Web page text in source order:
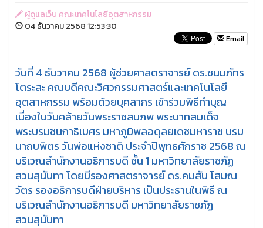
ผู้ดูแลเว็บ คณะเทคโนโลยีอุตสาหกรรม
04 ธันวาคม 2568 12:53:30
Email
วันที่ 4 ธันวาคม 2568 ผู้ช่วยศาสตราจารย์ ดร.ชนมภัทร
โตระสะ คณบดีคณะวิศวกรรมศาสตร์และเทคโนโลยี
อุตสาหกรรม พร้อมด้วยบุคลากร เข้าร่วมพิธีทำบุญ
เนื่องในวันคล้ายวันพระราชสมภพ พระบาทสมเด็จ
พระบรมชนกาธิเบศร มหาภูมิพลอดุลยเดชมหาราช บรม
นาถบพิตร วันพ่อแห่งชาติ ประจำปีพุทธศักราช 2568 ณ
บริเวณสำนักงานอธิการบดี ชั้น 1 มหาวิทยาลัยราชภัฏ
สวนสุนันทา โดยมีรองศาสตราจารย์ ดร.คมสัน โสมณ
วัตร รองอธิการบดีฝ่ายบริหาร เป็นประธานในพิธี ณ
บริเวณสำนักงานอธิการบดี มหาวิทยาลัยราชภัฏ
สวนสุนันทา